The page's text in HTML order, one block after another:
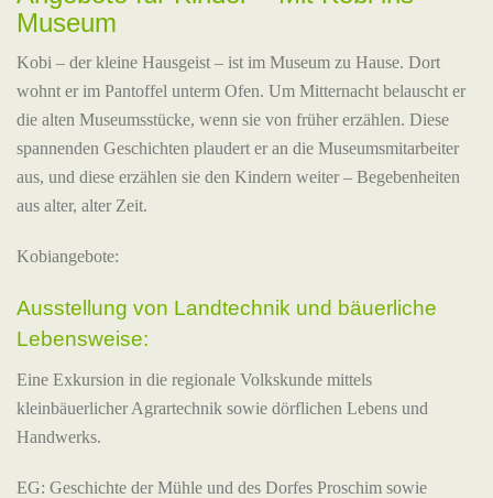
Museum
Kobi – der kleine Hausgeist – ist im Museum zu Hause. Dort
wohnt er im Pantoffel unterm Ofen. Um Mitternacht belauscht er
die alten Museumsstücke, wenn sie von früher erzählen. Diese
spannenden Geschichten plaudert er an die Museumsmitarbeiter
aus, und diese erzählen sie den Kindern weiter – Begebenheiten
aus alter, alter Zeit.
Kobiangebote:
Ausstellung von Landtechnik und bäuerliche
Lebensweise:
Eine Exkursion in die regionale Volkskunde mittels
kleinbäuerlicher Agrartechnik sowie dörflichen Lebens und
Handwerks.
EG: Geschichte der Mühle und des Dorfes Proschim sowie